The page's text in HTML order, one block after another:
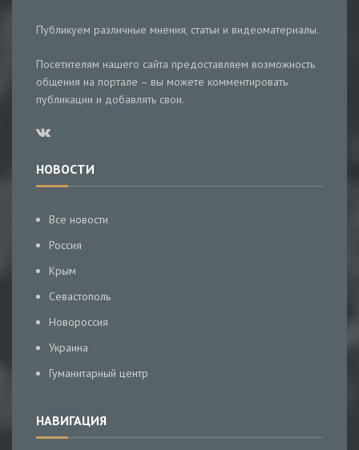
Публикуем различные мнения, статьи и видеоматериалы.
Посетителям нашего сайта предоставляем возможность
общения на портале – вы можете комментировать
публикации и добавлять свои.
НОВОСТИ
Все новости
Россия
Крым
Севастополь
Новороссия
Украина
Гуманитарный центр
НАВИГАЦИЯ